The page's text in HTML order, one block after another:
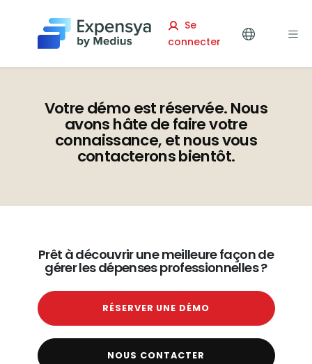
Expensya
Se
connecter
Votre démo est réservée. Nous
avons hâte de faire votre
connaissance, et nous vous
contacterons bientôt.
Prêt à découvrir une meilleure façon de
gérer les dépenses professionnelles ?
RÉSERVER UNE DÉMO
NOUS CONTACTER